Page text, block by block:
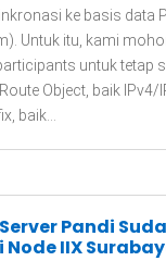
ke basis data
Untuk itu, kami
untuk tetap
Object, baik IPv4/
baik...
Pandi
Node IIX